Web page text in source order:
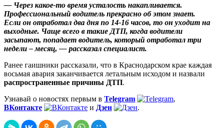
— Через какое-то время усталость накапливается.
Профессиональный водитель прекрасно об этом знает.
Если он отработал два дня по 14-16 часов, то он уходит на
выходные. Чаще всего в такие ДТП, когда водители
засыпают, попадает водитель, который отработал три
недели – месяц, — рассказал специалист.
Ранее гаишники рассказали, что в Краснодарском крае каждая
восьмая авария заканчивается летальным исходом и назвали
распространенные причины ДТП.
Узнавай о новостях первым в Telegram
,
ВКонтакте
и Дзен .